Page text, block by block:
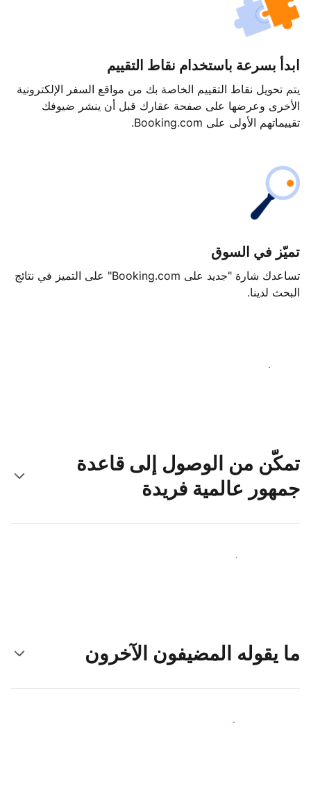
ابدأ بسرعة باستخدام نقاط التقييم
يتم تحويل نقاط التقييم الخاصة بك من مواقع السفر الإلكترونية
الأخرى وعرضها على صفحة عقارك قبل أن ينشر ضيوفك
تقييماتهم الأولى على Booking.com.
تميّز في السوق
تساعدك شارة "جديد على Booking.com" على التميز في نتائج
البحث لدينا.
ابدأ اليوم
تمكّن من الوصول إلى قاعدة
جمهور عالمية فريدة
اجذب ضيوف جدد اليوم
ما يقوله المضيفون الآخرون
انضم إلى مضيفين آخرين